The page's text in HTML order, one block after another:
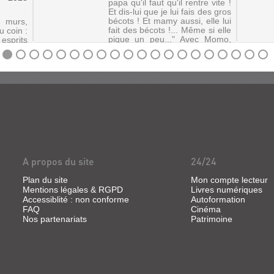
papa qu'il faut qu'il rentre vite !
Et dis-lui que je lui fais des gros
bécots ! Et mamy aussi, elle lui
fait des bécots !... Même si elle
pique un peu..." Avec Momo,
Jonathan Garnier et Rony
Hotin re...
coin :
de
on
A propos du site
Plan du site
Mentions légales & RGPD
Accessiblité : non conforme
FAQ
Nos partenariats
24/24
Mon compte lecteur
Livres numériques
Autoformation
Cinéma
Patrimoine